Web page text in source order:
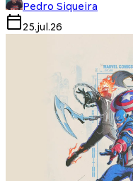
Pedro Siqueira
25.jul.26